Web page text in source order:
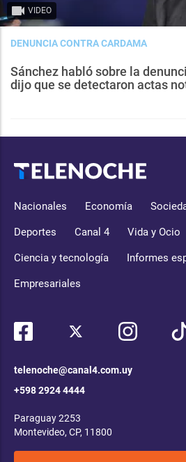
VIDEO
DENUNCIA CONTRA CARDAMA
Sánchez habló sobre la
dijo que se detectaron actas
Nacionales Economía
Deportes Canal 4 Vida y Ocio
Ciencia y tecnología Informes
Empresariales
telenoche@canal4.com.uy
+598 2924 4444
Paraguay 2253
Montevideo, CP, 11800